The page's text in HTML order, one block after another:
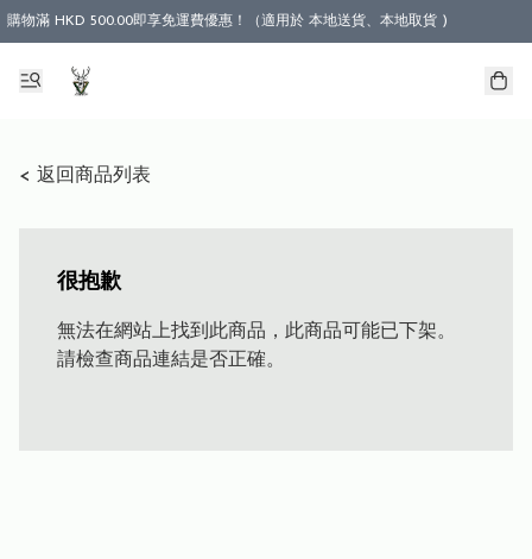
購物滿 HKD 500.00即享免運費優惠！（適用於 本地送貨、本地取貨 )
< 返回商品列表
很抱歉
無法在網站上找到此商品，此商品可能已下架。
請檢查商品連結是否正確。